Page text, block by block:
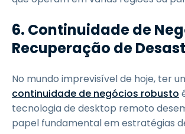
6. Continuidade de
Recuperação de
No mundo imprevisível de hoje, ter
continuidade de negócios robusto
tecnologia de desktop remoto
papel fundamental em estratégias